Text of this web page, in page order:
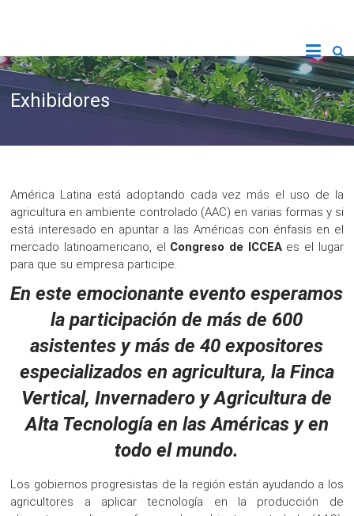
Exhibidores
América Latina está adoptando cada vez más el uso de la
agricultura en ambiente controlado (AAC) en varias formas y si
está interesado en apuntar a las Américas con énfasis en el
mercado latinoamericano, el Congreso de ICCEAes el lugar
para que su empresa participe.
En este emocionante evento esperamos
la participación de más de 600
asistentes y más de 40 expositores
especializados en agricultura, la Finca
Vertical, Invernadero y Agricultura de
Alta Tecnología en las Américas y en
todo el mundo.
Los gobiernos progresistas de la región están ayudando a los
agricultores a aplicar tecnología en la producción de